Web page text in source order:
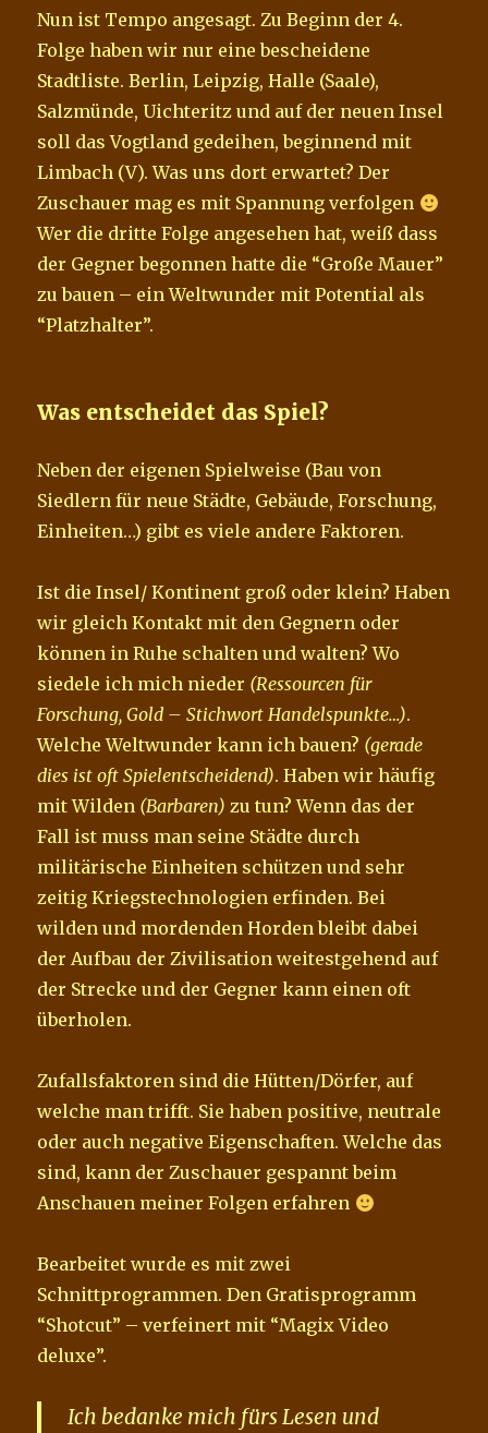
Nun ist Tempo angesagt. Zu Beginn der 4.
Folge haben wir nur eine bescheidene
Stadtliste. Berlin, Leipzig, Halle (Saale),
Salzmünde, Uichteritz und auf der neuen Insel
soll das Vogtland gedeihen, beginnend mit
Limbach (V). Was uns dort erwartet? Der
Zuschauer mag es mit Spannung verfolgen
Wer die dritte Folge angesehen hat, weiß dass
der Gegner begonnen hatte die “Große Mauer”
zu bauen – ein Weltwunder mit Potential als
“Platzhalter”.
Was entscheidet das Spiel?
Neben der eigenen Spielweise (Bau von
Siedlern für neue Städte, Gebäude, Forschung,
Einheiten…) gibt es viele andere Faktoren.
Ist die Insel/ Kontinent groß oder klein? Haben
wir gleich Kontakt mit den Gegnern oder
können in Ruhe schalten und walten? Wo
siedele ich mich nieder (Ressourcen für
Forschung, Gold – Stichwort Handelspunkte…).
Welche Weltwunder kann ich bauen? (gerade
dies ist oft Spielentscheidend). Haben wir häufig
mit Wilden (Barbaren) zu tun? Wenn das der
Fall ist muss man seine Städte durch
militärische Einheiten schützen und sehr
zeitig Kriegstechnologien erfinden. Bei
wilden und mordenden Horden bleibt dabei
der Aufbau der Zivilisation weitestgehend auf
der Strecke und der Gegner kann einen oft
überholen.
Zufallsfaktoren sind die Hütten/Dörfer, auf
welche man trifft. Sie haben positive, neutrale
oder auch negative Eigenschaften. Welche das
sind, kann der Zuschauer gespannt beim
Anschauen meiner Folgen erfahren
Bearbeitet wurde es mit zwei
Schnittprogrammen. Den Gratisprogramm
“Shotcut” – verfeinert mit “Magix Video
deluxe”.
Ich bedanke mich fürs Lesen und